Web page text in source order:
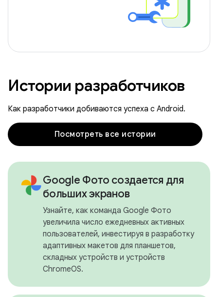
Истории разработчиков
Как разработчики добиваются успеха с Android.
Посмотреть все истории
Google Фото создается для
больших экранов
Узнайте, как команда Google Фото
увеличила число ежедневных активных
пользователей, инвестируя в разработку
адаптивных макетов для планшетов,
складных устройств и устройств
ChromeOS.